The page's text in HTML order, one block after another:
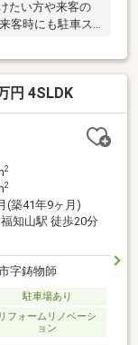
たい方や来客の
客時にも駐車ス
心に、地域密着
売りたい・リフ
供いたします！
にご相談くださ
！ご来店、お問
円 4SLDK
2
2
(築41年9ヶ月)
福知山駅 徒歩20分
字鋳物師
駐車場あり
リフォームリノベーシ
ョン